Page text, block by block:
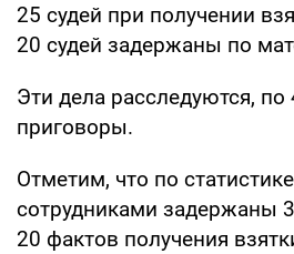
25 судей при получении
20 судей задержаны по
Эти дела расследуются,
приговоры.
Отметим, что по
сотрудниками задержаны
20 фактов получения